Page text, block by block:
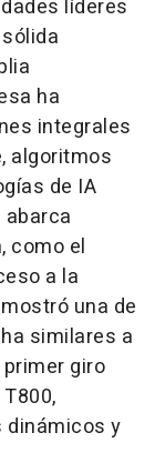
líderes
ha
integrales
algoritmos
de IA
como el
a la
una de
similares a
giro
dinámicos y